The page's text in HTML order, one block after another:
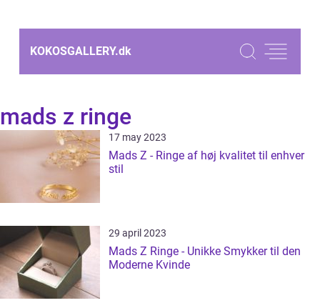
KOKOSGALLERY.dk
mads z ringe
17 may 2023
Mads Z - Ringe af høj kvalitet til enhver
stil
29 april 2023
Mads Z Ringe - Unikke Smykker til den
Moderne Kvinde